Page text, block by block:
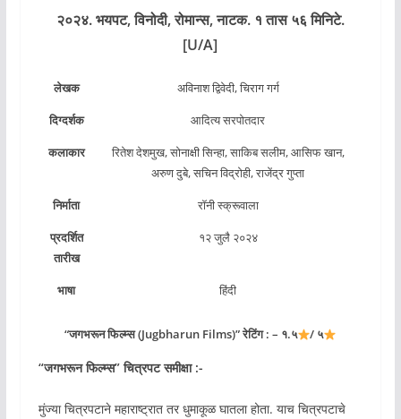
२०२४. भयपट, विनोदी, रोमान्स, नाटक. १ तास ५६ मिनिटे.
[U/A]
लेखक
अविनाश द्विवेदी, चिराग गर्ग
दिग्दर्शक
आदित्य सरपोतदार
कलाकार
रितेश देशमुख, सोनाक्षी सिन्हा, साकिब सलीम, आसिफ खान,
अरुण दुबे, सचिन विद्रोही, राजेंद्र गुप्ता
निर्माता
रॉनी स्क्रूवाला
प्रदर्शित
तारीख
१२ जुलै २०२४
भाषा हिंदी
“जगभरून फिल्म्स (Jugbharun Films)” रेटिंग : – १.५ / ५
“जगभरून फिल्म्स” चित्रपट समीक्षा :-
मुंज्या चित्रपटाने महाराष्ट्रात तर धुमाकूळ घातला होता. याच चित्रपटाचे